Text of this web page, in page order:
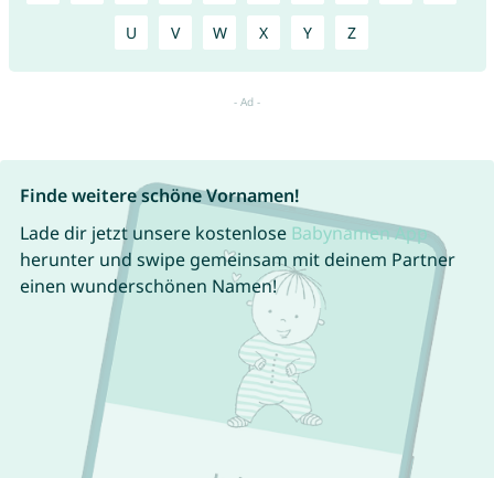
U V W X Y Z
Finde weitere schöne Vornamen!
Lade dir jetzt unsere kostenlose Babynamen App
herunter und swipe gemeinsam mit deinem Partner
einen wunderschönen Namen!